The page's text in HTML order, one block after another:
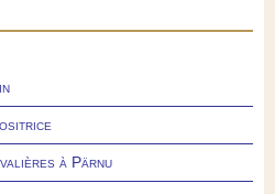
à Pärnu